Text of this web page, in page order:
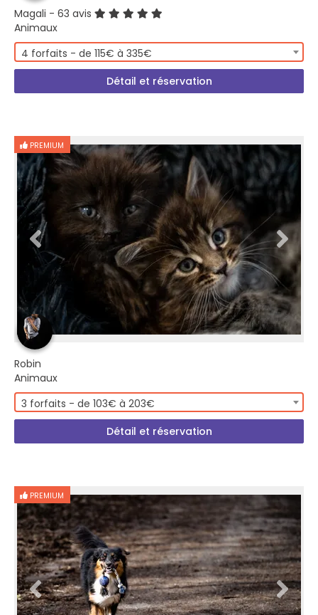
Magali - 63 avis
Animaux
4 forfaits - de 115€ à 335€
Détail et réservation
PREMIUM
Robin
Animaux
3 forfaits - de 103€ à 203€
Détail et réservation
PREMIUM